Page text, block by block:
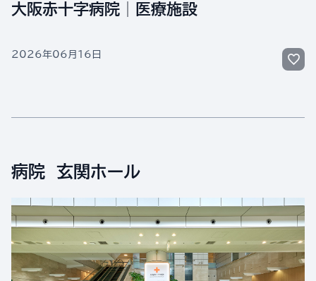
大阪赤十字病院│医療施設
2026年06月16日
病院 玄関ホール